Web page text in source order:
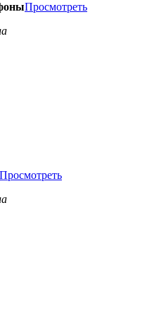
Просмотреть
Просмотреть